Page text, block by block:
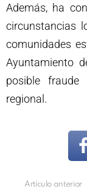
Además, ha
circunstancias
comunidades
Ayuntamiento
posible
regional.
Artículo anterior